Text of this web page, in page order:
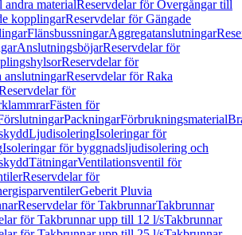
materialReservdelar för Övergångar till
kopplingarReservdelar för Gängade
FlänsbussningarAggregatanslutningar
AnslutningsböjarReservdelar för
Reservdelar för
anslutningarReservdelar för Raka
för
Fästen för
PackningarFörbrukningsmaterial
LjudisoleringIsoleringar för
Isoleringar för byggnadsljudisolering och
TätningarVentilationsventil för
Reservdelar för
Geberit Pluvia
Reservdelar för TakbrunnarTakbrunnar
för Takbrunnar upp till 12 l/sTakbrunnar